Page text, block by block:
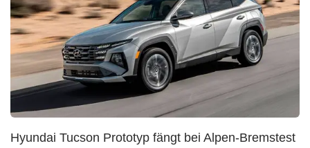
Hyundai Tucson Prototyp fängt bei Alpen-Bremstest